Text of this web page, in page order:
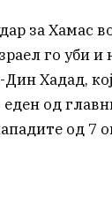
за Хамас
го уби и
Хадад,
од
од 7